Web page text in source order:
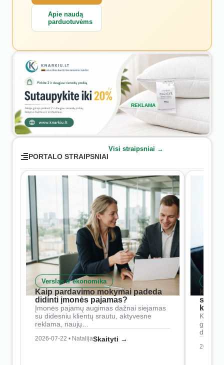
Apie naudą
parduotuvėms
REKLAMA
PORTALO STRAIPSNIAI
Visi straipsniai →
Verslas ir ekonomika
Kaip pardavimo mokymai padeda
didinti įmonės pajamas?
Įmonės pajamų augimas dažnai siejamas
su didesniu klientų srautu, aktyvesne
reklama, naujų…
2026-07-22 • NatalijaSkaityti →
Kaip
2026-